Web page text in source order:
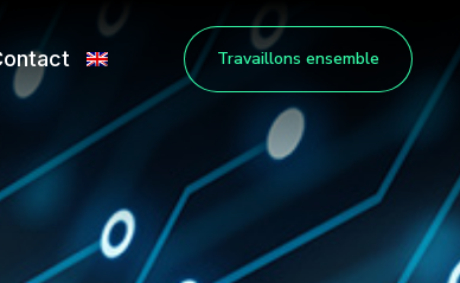
Travaillons ensemble